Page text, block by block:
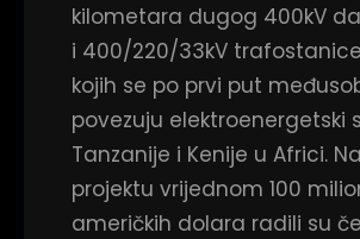
kilometara dugog 400kV
i 400/220/33kV
kojih se po prvi put
povezuju elektroenergetski
Tanzanije i Kenije u Africi.
projektu vrijednom 100
američkih dolara radili su